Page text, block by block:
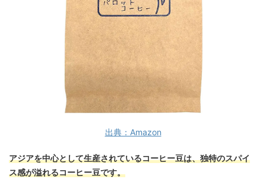
出典：Amazon
アジアを中心として生産されているコーヒー豆は、独特のスパイ
ス感が溢れるコーヒー豆です。